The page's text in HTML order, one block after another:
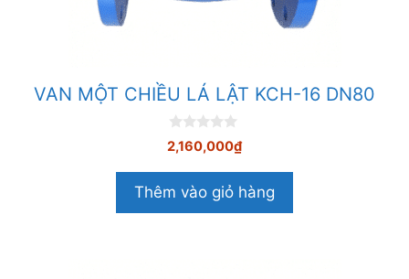
VAN MỘT CHIỀU LÁ LẬT KCH-16 DN80
0
n
à
5
2,160,000₫
Thêm vào giỏ hàng